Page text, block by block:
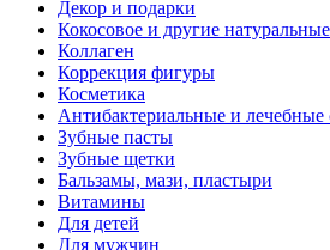
Декор и подарки
Кокосовое и другие
Коллаген
Коррекция фигуры
Косметика
Антибактериальные и лечебные
Зубные пасты
Зубные щетки
Бальзамы, мази, пластыри
Витамины
Для детей
Для мужчин